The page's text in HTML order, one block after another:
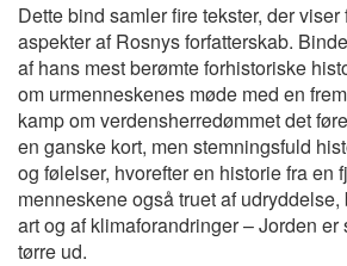
Dette bind samler fire tekster, der
aspekter af Rosnys forfatterskab.
af hans mest berømte forhistoriske
om urmenneskenes møde med en
kamp om verdensherredømmet det
en ganske kort, men stemningsfuld
og følelser, hvorefter en historie fra en
menneskene også truet af udryddelse,
art og af klimaforandringer – Jorden
tørre ud.